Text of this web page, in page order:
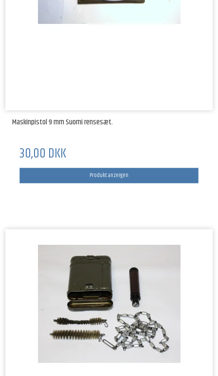
Maskinpistol 9 mm Suomi rensesæt.
30,00 DKK
Produkt anzeigen